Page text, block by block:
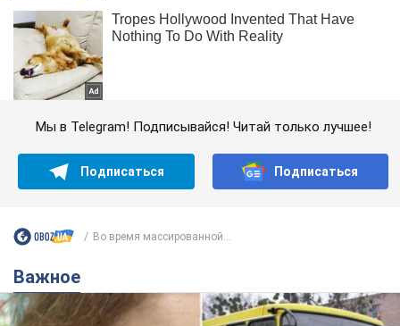
Мы в Telegram! Подписывайся! Читай только лучшее!
Подписаться Подписаться
Во время массированной...
Важное